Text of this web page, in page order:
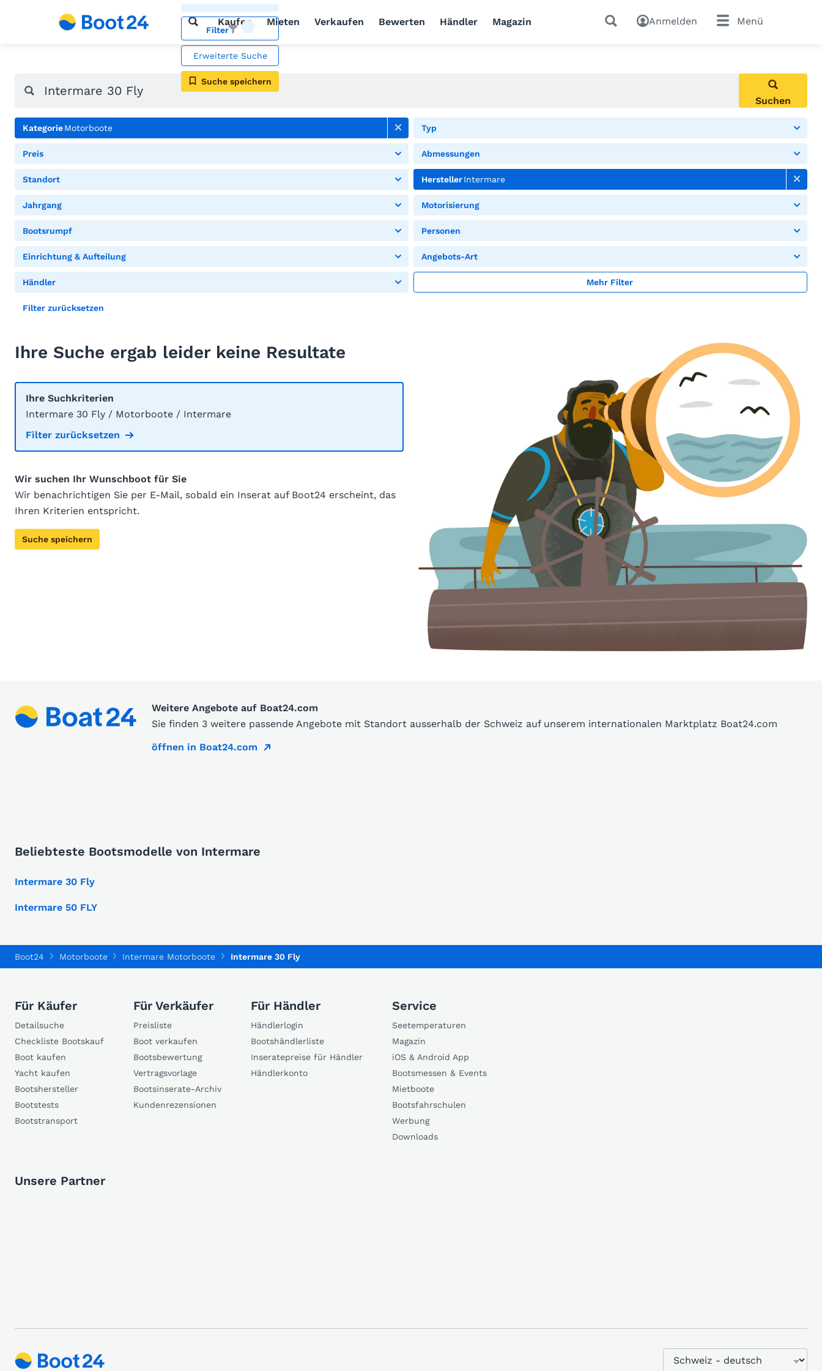
Kaufen Mieten Verkaufen Bewerten Händler Magazin Anmelden Menü
Filter
Erweiterte Suche
Suche speichern
Suchen
KategorieMotorboote Typ
Preis Abmessungen
Standort HerstellerIntermare
Jahrgang Motorisierung
Bootsrumpf Personen
Einrichtung & Aufteilung Angebots-Art
Händler Mehr Filter
Filter zurücksetzen
Ihre Suche ergab leider keine Resultate
Ihre Suchkriterien
Intermare 30 Fly / Motorboote / Intermare
Filter zurücksetzen
Wir suchen Ihr Wunschboot für Sie
Wir benachrichtigen Sie per E-Mail, sobald ein Inserat auf Boot24 erscheint, das
Ihren Kriterien entspricht.
Suche speichern
Weitere Angebote auf Boat24.com
Sie finden 3 weitere passende Angebote mit Standort ausserhalb der Schweiz auf unserem internationalen Marktplatz Boat24.com
öffnen in Boat24.com
Beliebteste Bootsmodelle von Intermare
Intermare 30 Fly
Intermare 50 FLY
Boot24 Motorboote Intermare Motorboote Intermare 30 Fly
Für Käufer
Detailsuche
Checkliste Bootskauf
Boot kaufen
Yacht kaufen
Bootshersteller
Bootstests
Bootstransport
Für Verkäufer
Preisliste
Boot verkaufen
Bootsbewertung
Vertragsvorlage
Bootsinserate-Archiv
Kundenrezensionen
Für Händler
Händlerlogin
Bootshändlerliste
Inseratepreise für Händler
Händlerkonto
Service
Seetemperaturen
Magazin
iOS & Android App
Bootsmessen & Events
Mietboote
Bootsfahrschulen
Werbung
Downloads
Unsere Partner